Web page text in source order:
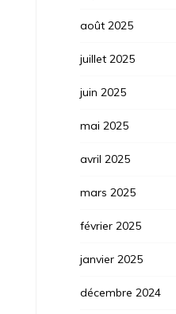
août 2025
juillet 2025
juin 2025
mai 2025
avril 2025
mars 2025
février 2025
janvier 2025
décembre 2024